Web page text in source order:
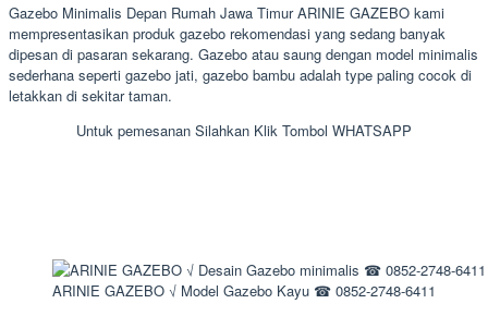
Gazebo Minimalis Depan Rumah Jawa Timur ARINIE GAZEBO kami
mempresentasikan produk gazebo rekomendasi yang sedang banyak
dipesan di pasaran sekarang. Gazebo atau saung dengan model minimalis
sederhana seperti gazebo jati, gazebo bambu adalah type paling cocok di
letakkan di sekitar taman.
Untuk pemesanan Silahkan Klik Tombol WHATSAPP
ARINIE GAZEBO √ Model Gazebo Kayu ☎ 0852-2748-6411